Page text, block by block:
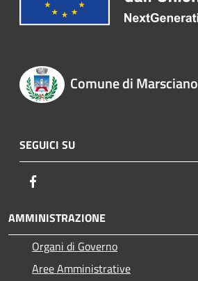
Comune di Marsciano
SEGUICI SU
AMMINISTRAZIONE
Organi di Governo
Aree Amministrative